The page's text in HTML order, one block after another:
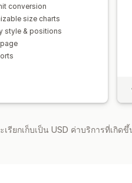
conversion
size charts
style & positions
รียกเก็บเป็น USD ค่าบริการที่เกิด